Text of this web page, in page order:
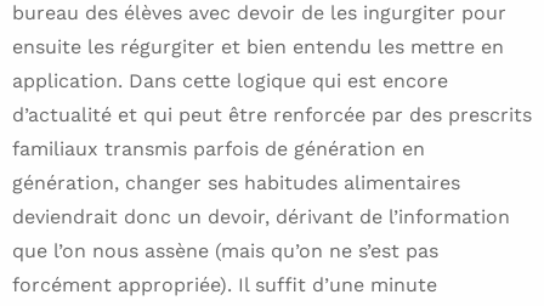
bureau des élèves avec devoir de les ingurgiter pour
ensuite les régurgiter et bien entendu les mettre en
application. Dans cette logique qui est encore
d’actualité et qui peut être renforcée par des prescrits
familiaux transmis parfois de génération en
génération, changer ses habitudes alimentaires
deviendrait donc un devoir, dérivant de l’information
que l’on nous assène (mais qu’on ne s’est pas
forcément appropriée). Il suffit d’une minute